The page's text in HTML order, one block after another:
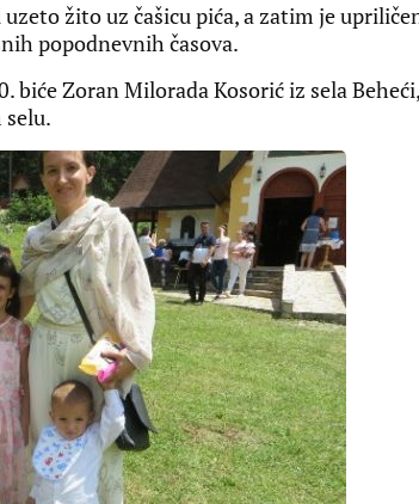
žito uz čašicu pića, a zatim je
popodnevnih časova.
biće Zoran Milorada Kosorić iz sela Beheći,